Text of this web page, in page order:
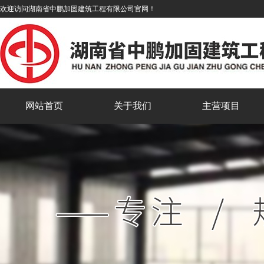
欢迎访问湖南省中鹏加固建筑工程有限公司官网！
网站首页 关于我们 主营项目